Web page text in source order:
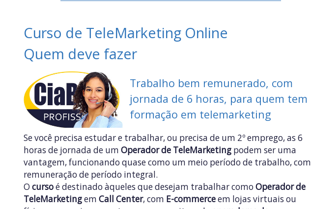
Curso de TeleMarketing Online
Quem deve fazer
Trabalho bem remunerado, com
jornada de 6 horas, para quem tem
formação em telemarketing
Se você precisa estudar e trabalhar, ou precisa de um 2º emprego, as 6
horas de jornada de um Operador de TeleMarketing podem ser uma
vantagem, funcionando quase como um meio período de trabalho, com
remuneração de período integral.
O cursoé destinado àqueles que desejam trabalhar como Operador de
TeleMarketingem Call Center, com E-commerceem lojas virtuais ou